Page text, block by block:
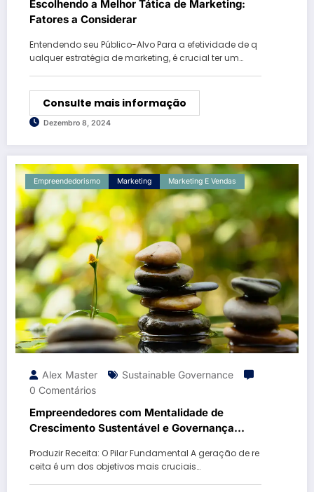
Escolhendo a Melhor Tática de Marketing:
Fatores a Considerar
Entendendo seu Público-Alvo Para a efetividade de q
ualquer estratégia de marketing, é crucial ter um…
Consulte mais informação
Dezembro 8, 2024
Empreendedorismo Marketing Marketing E Vendas
Alex Master
Sustainable Governance
0 Comentários
Empreendedores com Mentalidade de
Crescimento Sustentável e Governança
Produzir Receita: O Pilar Fundamental A geração de re
ceita é um dos objetivos mais cruciais…